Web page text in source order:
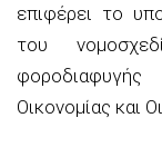
επιφέρει το
του
Οικονομίας και